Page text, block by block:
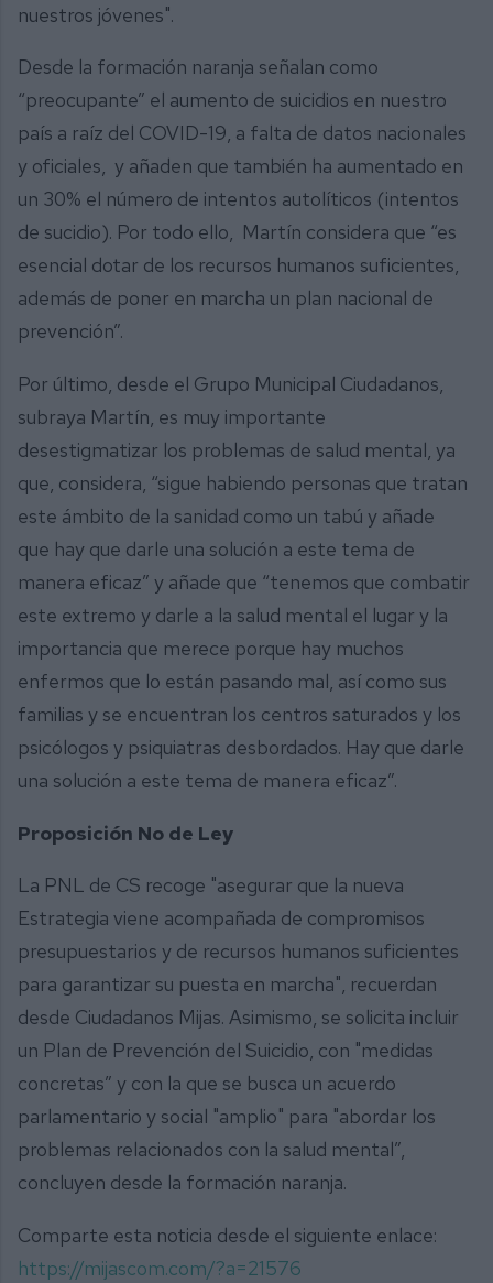
nuestros jóvenes".
Desde la formación naranja señalan como
“preocupante” el aumento de suicidios en nuestro
país a raíz del COVID-19, a falta de datos nacionales
y oficiales, y añaden que también ha aumentado en
un 30% el número de intentos autolíticos (intentos
de sucidio). Por todo ello, Martín considera que “es
esencial dotar de los recursos humanos suficientes,
además de poner en marcha un plan nacional de
prevención”.
Por último, desde el Grupo Municipal Ciudadanos,
subraya Martín, es muy importante
desestigmatizar los problemas de salud mental, ya
que, considera, “sigue habiendo personas que tratan
este ámbito de la sanidad como un tabú y añade
que hay que darle una solución a este tema de
manera eficaz” y añade que “tenemos que combatir
este extremo y darle a la salud mental el lugar y la
importancia que merece porque hay muchos
enfermos que lo están pasando mal, así como sus
familias y se encuentran los centros saturados y los
psicólogos y psiquiatras desbordados. Hay que darle
una solución a este tema de manera eficaz”.
Proposición No de Ley
La PNL de CS recoge "asegurar que la nueva
Estrategia viene acompañada de compromisos
presupuestarios y de recursos humanos suficientes
para garantizar su puesta en marcha", recuerdan
desde Ciudadanos Mijas. Asimismo, se solicita incluir
un Plan de Prevención del Suicidio, con "medidas
concretas” y con la que se busca un acuerdo
parlamentario y social "amplio" para "abordar los
problemas relacionados con la salud mental”,
concluyen desde la formación naranja.
Comparte esta noticia desde el siguiente enlace:
https://mijascom.com/?a=21576